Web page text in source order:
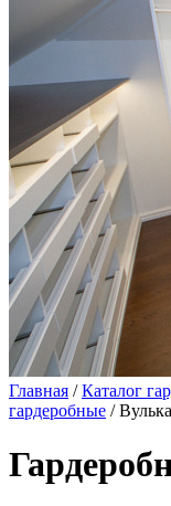
Главная /Каталог
гардеробные /